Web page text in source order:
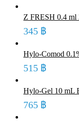
Z FRESH 0.4
345 ฿
Hylo-Comod
515 ฿
Hylo-Gel 10 mL
765 ฿